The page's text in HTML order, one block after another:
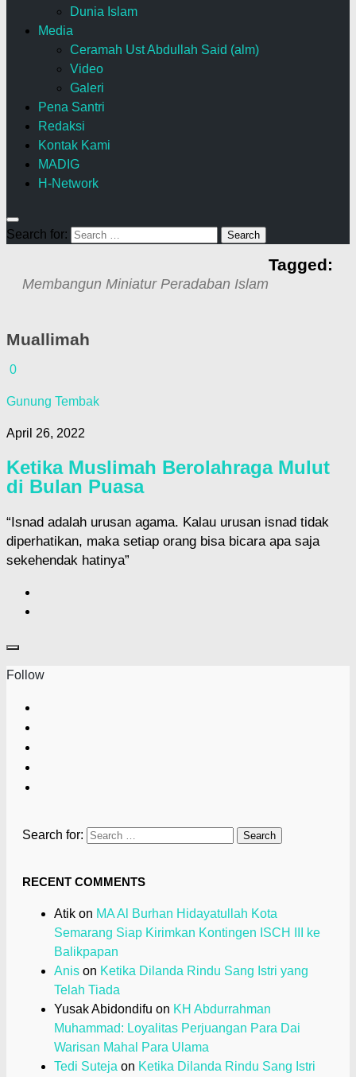
Dunia Islam
Media
Ceramah Ust Abdullah Said (alm)
Video
Galeri
Pena Santri
Redaksi
Kontak Kami
MADIG
H-Network
Search for:
Membangun Miniatur Peradaban Islam
Tagged:
Muallimah
0
Gunung Tembak
April 26, 2022
Ketika Muslimah Berolahraga Mulut
di Bulan Puasa
“Isnad adalah urusan agama. Kalau urusan isnad tidak
diperhatikan, maka setiap orang bisa bicara apa saja
sekehendak hatinya”
Follow
Search for:
RECENT COMMENTS
Atik on MA Al Burhan Hidayatullah Kota
Semarang Siap Kirimkan Kontingen ISCH III ke
Balikpapan
Anis on Ketika Dilanda Rindu Sang Istri yang
Telah Tiada
Yusak Abidondifu on KH Abdurrahman
Muhammad: Loyalitas Perjuangan Para Dai
Warisan Mahal Para Ulama
Tedi Suteja on Ketika Dilanda Rindu Sang Istri